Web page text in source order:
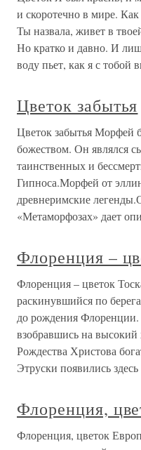
и скоротечно в мире.
Ты назвала, живет в
Но кратко и давно. И
воду пьет, как я с тобой
Цветок забытья
Цветок забытья Морфей
божеством. Он являлся
таинственных и
Гипноса.Морфей от
древнеримские
«Метаморфозах» дает
Флоренция –
Флоренция – цветок
раскинувшийся по
до рождения Флоренции.
взобравшись на высокий
Рождества Христова
Этруски появились
Флоренция,
Флоренция, цветок